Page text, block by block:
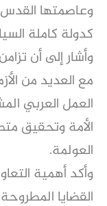
وعاصمتها
كدولة كاملة
وأشار إلى أن
مع العديد من
العمل العربي
الأمة وتحقيق
العولمة.
وأكد أهمية
القضايا